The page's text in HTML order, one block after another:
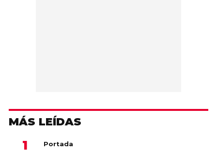
MÁS LEÍDAS
Portada